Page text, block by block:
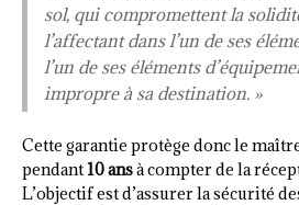
sol, qui compromettent la
l’affectant dans l’un de ses
l’un de ses éléments
impropre à sa destination. »
Cette garantie protège donc le
pendant10 ansà compter de la
L’objectif est d’assurer la sécurité